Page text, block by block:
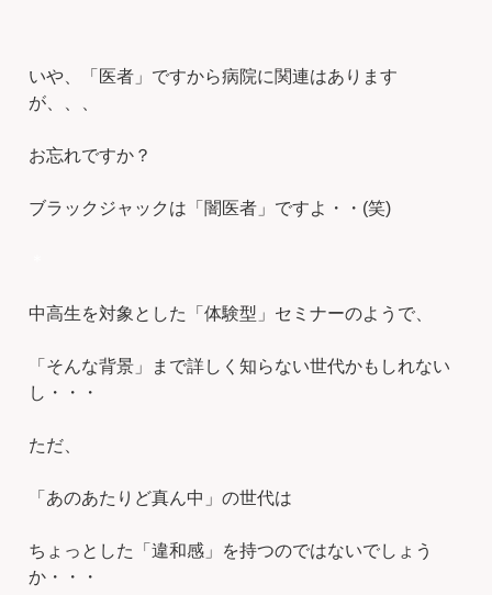
いや、「医者」ですから病院に関連はあります
が、、、
お忘れですか？
ブラックジャックは「闇医者」ですよ・・(笑)
中高生を対象とした「体験型」セミナーのようで、
「そんな背景」まで詳しく知らない世代かもしれない
し・・・
ただ、
「あのあたりど真ん中」の世代は
ちょっとした「違和感」を持つのではないでしょう
か・・・